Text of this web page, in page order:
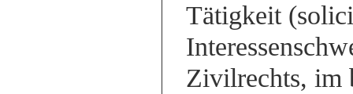
Tätigkeit
Zivilrechts, im